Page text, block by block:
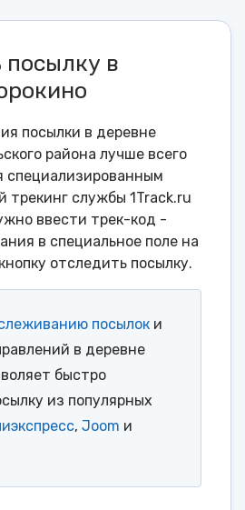
посылку в
посылки в деревне
района лучше всего
специализированным
трекинг службы 1Track.ru
ввести трек-код -
в специальное поле на
отследить посылку.
посылок и
в деревне
быстро
из популярных
, Joom и